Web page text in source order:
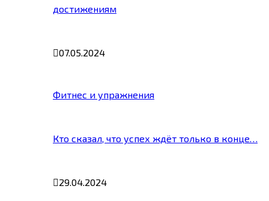
достижениям
07.05.2024
Фитнес и упражнения
Кто сказал, что успех ждёт только в конце…
29.04.2024